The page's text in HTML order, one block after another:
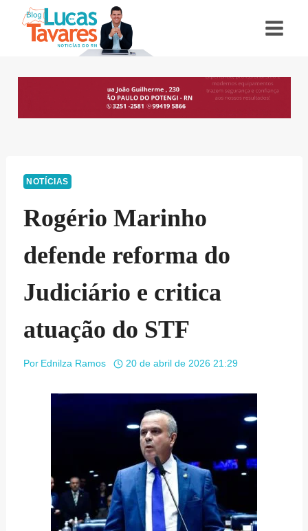
NOTÍCIAS
Rogério Marinho
defende reforma do
Judiciário e critica
atuação do STF
Por Ednilza Ramos 20 de abril de 2026 21:29